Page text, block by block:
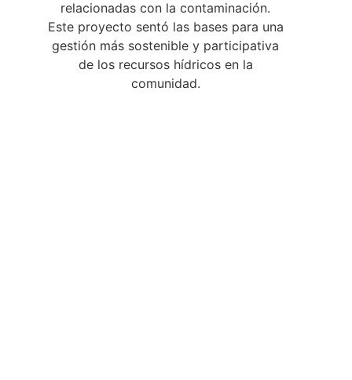
relacionadas con la contaminación.
Este proyecto sentó las bases para una
gestión más sostenible y participativa
de los recursos hídricos en la
comunidad.